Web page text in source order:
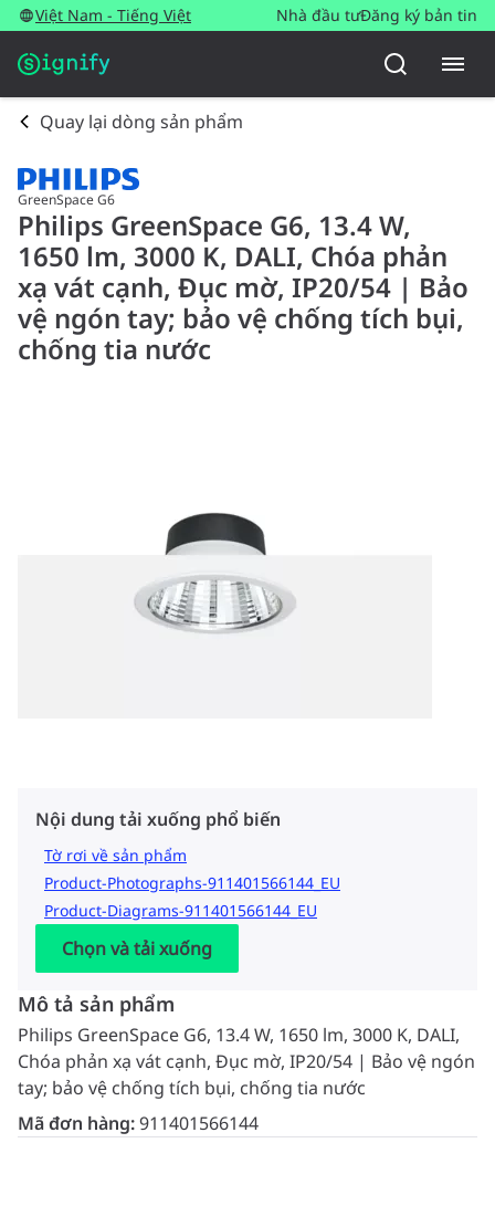
Việt Nam - Tiếng Việt Nhà đầu tưĐăng ký bản tin
Quay lại dòng sản phẩm
GreenSpace G6
Philips GreenSpace G6, 13.4 W,
1650 lm, 3000 K, DALI, Chóa phản
xạ vát cạnh, Đục mờ, IP20/54 | Bảo
vệ ngón tay; bảo vệ chống tích bụi,
chống tia nước
Nội dung tải xuống phổ biến
Tờ rơi về sản phẩm
Product-Photographs-911401566144_EU
Product-Diagrams-911401566144_EU
Chọn và tải xuống
Mô tả sản phẩm
Philips GreenSpace G6, 13.4 W, 1650 lm, 3000 K, DALI,
Chóa phản xạ vát cạnh, Đục mờ, IP20/54 | Bảo vệ ngón
tay; bảo vệ chống tích bụi, chống tia nước
Mã đơn hàng:911401566144